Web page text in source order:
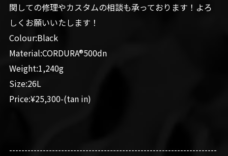
関しての修理やカスタムの相談も承っております！よろ
しくお願いいたします！
Colour:Black
Material:CORDURA®︎500dn
Weight:1,240g
Size:26L
Price:¥25,300-(tan in)
--------------------------------------------------------------------